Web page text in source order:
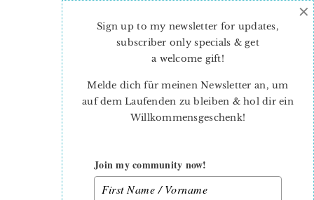
Sign up to my newsletter for updates,
subscriber only specials & get
a welcome gift!
Melde dich für meinen Newsletter an, um
auf dem Laufenden zu bleiben & hol dir ein
Willkommensgeschenk!
Join my community now!
×